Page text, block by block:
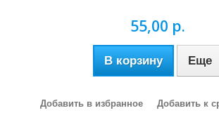
55,00 р.
В корзину Еще
Добавить в избранное Добавить к